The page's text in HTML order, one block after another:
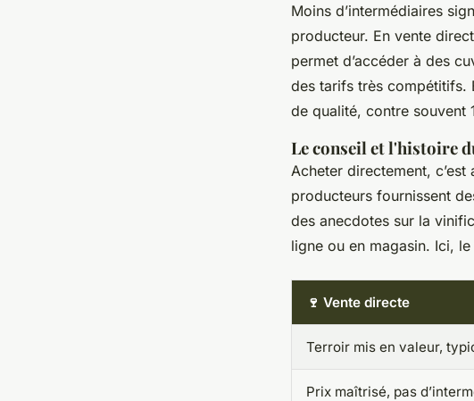
Moins d’intermédiaires
producteur. En vente
permet d’accéder à des
des tarifs très compétitifs.
de qualité, contre souvent
Le conseil et l'histoire
Acheter directement,
producteurs fournissent
des anecdotes sur la
ligne ou en magasin. Ici,
🍷 Vente directe
Terroir mis en valeur,
Prix maîtrisé, pas